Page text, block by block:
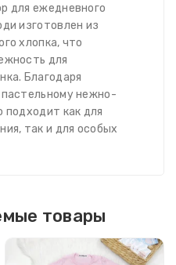
для ежедневного
изготовлен из
хлопка, что
для
Благодаря
нежно-
подходит как для
так и для особых
товары